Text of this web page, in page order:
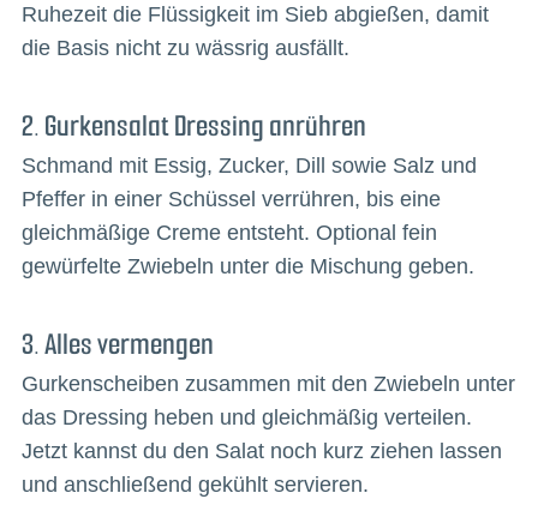
Ruhezeit die Flüssigkeit im Sieb abgießen, damit
die Basis nicht zu wässrig ausfällt.
2. Gurkensalat Dressing anrühren
Schmand mit Essig, Zucker, Dill sowie Salz und
Pfeffer in einer Schüssel verrühren, bis eine
gleichmäßige Creme entsteht. Optional fein
gewürfelte Zwiebeln unter die Mischung geben.
3. Alles vermengen
Gurkenscheiben zusammen mit den Zwiebeln unter
das Dressing heben und gleichmäßig verteilen.
Jetzt kannst du den Salat noch kurz ziehen lassen
und anschließend gekühlt servieren.